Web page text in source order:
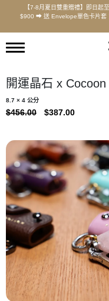
【7-8月夏日雙重贈禮】即日起
$900 ⮕ 送 Envelope單色卡片套
開運晶石 x
8.7 × 4 公分
$456.00
ORIGINAL
$387.00CURRENT